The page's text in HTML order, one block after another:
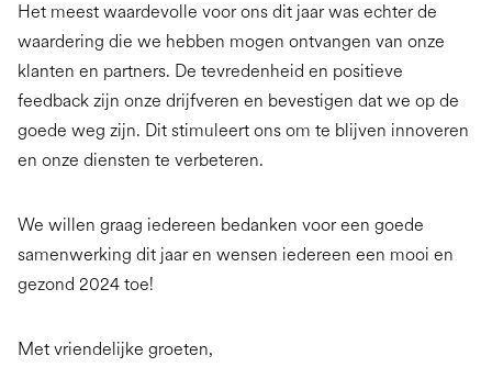
Het meest waardevolle voor ons dit jaar was echter de
waardering die we hebben mogen ontvangen van onze
klanten en partners. De tevredenheid en positieve
feedback zijn onze drijfveren en bevestigen dat we op de
goede weg zijn. Dit stimuleert ons om te blijven innoveren
en onze diensten te verbeteren.
We willen graag iedereen bedanken voor een goede
samenwerking dit jaar en wensen iedereen een mooi en
gezond 2024 toe!
Met vriendelijke groeten,